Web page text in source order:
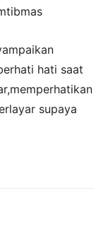
hati saat
supaya